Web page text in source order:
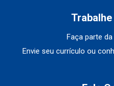
Faça parte
Envie seu currículo ou